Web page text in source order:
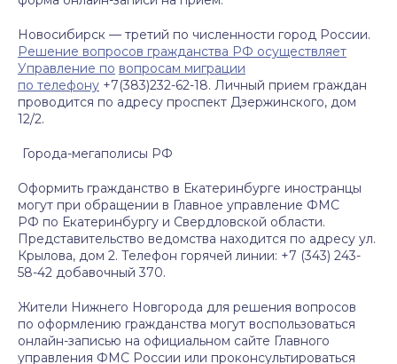
Новосибирск — третий по численности город России.
Решение вопросов гражданства РФ осуществляет
Управление по вопросам миграции
по телефону +7(383)232-62-18. Личный прием граждан
проводится по адресу проспект Дзержинского, дом
12/2.
Города-мегаполисы РФ
Оформить гражданство в Екатеринбурге иностранцы
могут при обращении в Главное управление ФМС
РФ по Екатеринбургу и Свердловской области.
Представительство ведомства находится по адресу ул.
Крылова, дом 2. Телефон горячей линии: +7 (343) 243-
58-42 добавочный 370.
Жители Нижнего Новгорода для решения вопросов
по оформлению гражданства могут воспользоваться
онлайн-записью на официальном сайте Главного
управления ФМС России или проконсультироваться